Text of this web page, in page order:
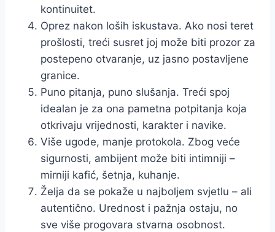
kontinuitet.
Oprez nakon loših iskustava. Ako nosi teret
prošlosti, treći susret joj može biti prozor za
postepeno otvaranje, uz jasno postavljene
granice.
Puno pitanja, puno slušanja. Treći spoj
idealan je za ona pametna potpitanja koja
otkrivaju vrijednosti, karakter i navike.
Više ugode, manje protokola. Zbog veće
sigurnosti, ambijent može biti intimniji –
mirniji kafić, šetnja, kuhanje.
Želja da se pokaže u najboljem svjetlu – ali
autentično. Urednost i pažnja ostaju, no
sve više progovara stvarna osobnost.